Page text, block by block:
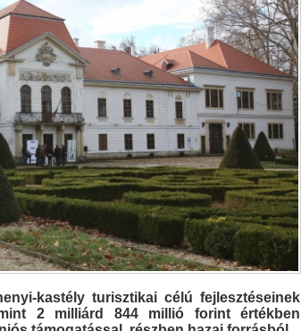
kastély turisztikai célú fejlesztéseinek
2 milliárd 844 millió forint értékben